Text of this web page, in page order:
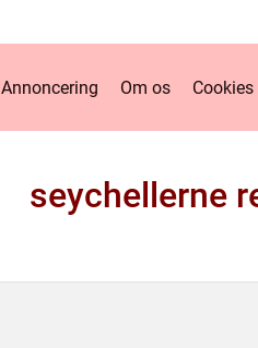
Annoncering Om os Cookies
seychellerne